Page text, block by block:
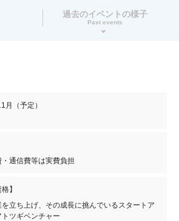
過去のイベントの様子
Past events
月（予定）
通信費等は実費負担
】
立ち上げ、その成長に挑んでいるスタートア
トツギベンチャー